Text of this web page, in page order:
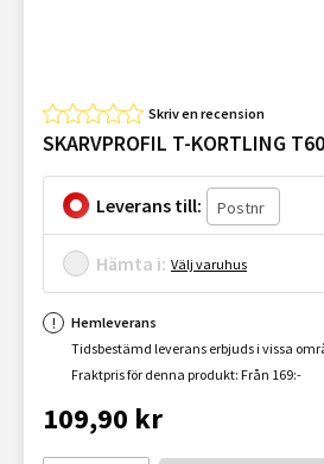
Skriv en recension
SKARVPROFIL T-KORTLING
Leverans till:
Hämta i: Välj varuhus
Hemleverans
Tidsbestämd leverans erbjuds i vissa
Fraktpris för denna produkt: Från 169:-
109,90 kr